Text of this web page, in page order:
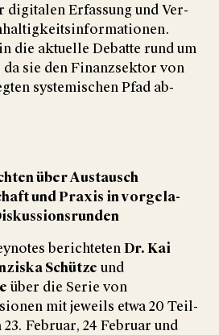
digi­talen Er­fassung und Ver­
die aktuelle Debatte rund um
sie den Finanz­sektor von
sys­te­mischen Pfad ab­
über Austausch
und Praxis in vor­ge­la­
berich­tetenDr. Kai
Schütze und
über die Serie von
mit jeweils etwa 20 Teil­
Februar, 24 Februar und